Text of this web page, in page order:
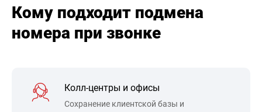
Кому подходит подмена
номера при звонке
Колл-центры и офисы
Сохранение клиентской базы и